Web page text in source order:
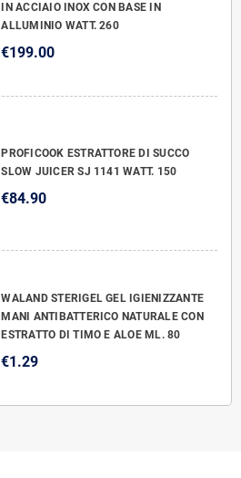
IN ACCIAIO INOX CON BASE IN
ALLUMINIO WATT. 260
€199.00
PROFICOOK ESTRATTORE DI SUCCO
SLOW JUICER SJ 1141 WATT. 150
€84.90
WALAND STERIGEL GEL IGIENIZZANTE
MANI ANTIBATTERICO NATURALE CON
ESTRATTO DI TIMO E ALOE ML. 80
€1.29